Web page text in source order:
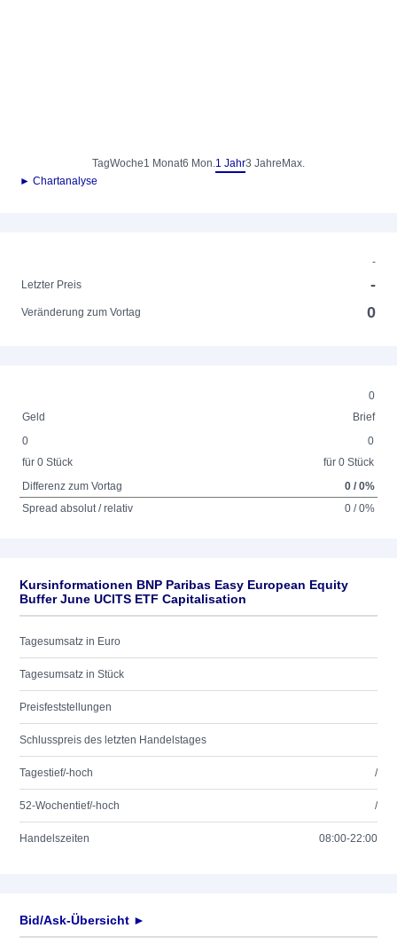
TagWoche1 Monat6 Mon.1 Jahr3 Jahre Max.
► Chartanalyse
-
Letzter Preis
-
Veränderung zum Vortag 0
0
Geld
Brief
0
für 0 Stück
0
für 0 Stück
Differenz zum Vortag
0 / 0%
Spread absolut / relativ
0 / 0%
Kursinformationen BNP Paribas Easy European Equity
Buffer June UCITS ETF Capitalisation
Tagesumsatz in Euro
Tagesumsatz in Stück
Preisfeststellungen
Schlusspreis des letzten Handelstages
Tagestief/-hoch /
52-Wochentief/-hoch /
Handelszeiten 08:00-22:00
Bid/Ask-Übersicht ►